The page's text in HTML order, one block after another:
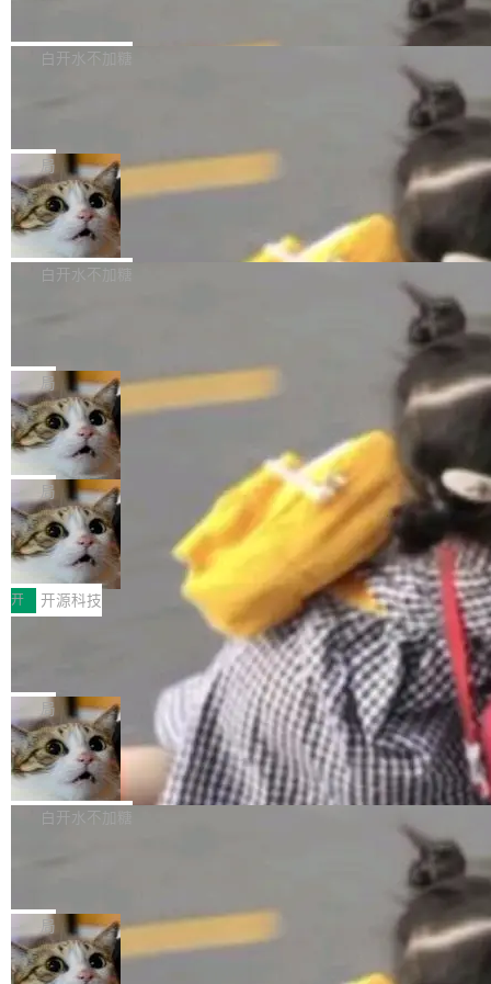
w 不要求标准普通话，方言识别覆盖粤语、吴语
容提供的字体时出现的几个问题 为避免音频加
质的最低采样率）的音频格式将被拒绝 修复了 C
SS 圆角虚线样式中可能存在的问题 如果表单中
的图像元素不在同一个子树中，则它们将不再关
联 加...
发布的 Release Notes，他利用 AI 工具（如 Co
最强的若干项。对于尚未正式发版的 PG 19，则
通过拉取过去一年内（从 PG 18 Beta1 时间点
至今）的所有 commit，同样交由 AI 分析提炼。
经过人工复核，准确度令人满意。这一方法也为
社区爱好者提供了高效跟踪新版本的思路。
白开水不加糖
维护工作一直与我的日常工作、家务、社交生活
和休闲娱乐竞争时间。" 这是 libexpat 维护者 S
ebastian Pipping 写在博客里的话。8 月 4 日，
他宣布了一个新消息：从 2026 年 8 月 1 日起，
他可以全职维护 libexpat 了，最长 6 个月。发
库之一。你的操作系统、浏览器、无数的基础设
施软件，很可能都在用它。而过去十年，维护它
的人一直在用业余...
局
Firefox 153.0.3 发布
Firefox 153.0.3 现已发布，具体更新内容如
下： New Smart Window 包含多项增强功能：
gi?id=2019042">Bug&nbsp;2019042</a>）</l
i> <li>现在，助手可以直接使用 Exa 的网络搜索
结果回答问题，而无需将问题转交给搜索引擎。
（<a href="https://bugzilla.mozilla.org/show_
bug.cgi?id=204...
白开水不加糖
的 npm 包。项目的核心论点是：容器不适合 Ag
ent 计算。真正适合的，是 Isolate。 Cloudflare
工程师在这件事上没什么可谦虚的——他们用 W
orkers 跑了十年 Isolate。用 CEO Matthew Pri
nce 的话说：「我们一生都在用 Isolate 运行代
码，而 AI Agent 不需要容器，它们需要的是 Iso
late。」 容器为什么不合适 容器的问题在于启动
和销毁都太重了。一个 Agent 要执行的任务可能
只需要几毫秒的 CPU 时间，但容器从冷启动到
就绪要花数秒。如果未来有十...
局
OpenAI 公开邮件和聊天记录回应苹果
诉讼，称“Apple is getting this wron
g”
上个月，苹果一纸诉状把 OpenAI 告上法庭，指
控其挖角苹果前员工并窃取商业秘密。苹果的诉
状把 OpenAI 描述成一个系统性地从前东家挖
人、套取机密信息的对手。 OpenAI 没发律师
函，也没选择庭外沉默。它在官网贴了一篇博
文，标题只有六个字：Apple is getting this wro
ng。 然后，它把邮件往来和 iMessage 聊天记
录全贴了出来。 他发错人了 苹果外部律师 Gabr
iel Gross 来自 Weil 律所，2 月 23 日下午 5:53
给 OpenAI 总法律顾问 Che Chang 发了封邮
件，附了一封长信，要求 OpenAI 配合调查前苹
果员工带走机密信...
局
HUAWEI MatePad Edge上架WorkBu
ddy鸿蒙PC版，说话就能干活的AI办公
搭子
全能AI工作台WorkBuddy鸿蒙PC版上架HUAWE
I MatePad Edge应用市场，直接下载即可使
用，与鸿蒙电脑上的体验一致。值得一提的是，
这是目前市面上唯一支持平板接入WorkBuddy P
C版的产品，搭载“人机双写”重磅功能——你写
你的，AI写AI的，同屏协作互不干扰。一句话让
AI帮你干活，现在开启全新体验！ 温馨提示：
体验WorkBuddy鸿蒙PC版前，请将 HUAWEI M
atePad Edge 升级至 HarmonyOS 6.1.0.135S
P9 patch03及以上版本。 *升级路径：设置 > 搜
开 开源科技
FFmpeg 9.0 发布：代号“Lei”，以此纪
全球知名开源多媒体框架 FFmpeg 今天正式发
布了 9.0 版本。这个版本除了带来新一代音视频
处理能力和硬件加速支持之外，还有一个特殊之
处：FFmpeg 9.0 的代号是“Lei”。 这个名字，
来自中国开发者雷霄骅（Lei Xiaohua）。 对于
很多中国音视频开发者而言，这个名字并不陌
“启蒙老师”。 而今年，恰好是雷霄骅离世十周
年。FFmpeg 社区最终选择用一个大版本的名
字，留下了这份纪念。 雷霄骅曾是中国传媒大学
局
亚马逊成本失控：AI 写代码烧掉 1215
万元，超预算 860%
外媒近日曝光了亚马逊的多份内部报告显示，AI
导致公司在多个项目上超支。《金融时报》报道
编写程序，目标是完成电商平台作者信息与商品
列表的数据匹配 —— 一项常规的数据处理任
务，最终却产生了 180 万美元的账单，实际支出
白开水不加糖
e CEO Clément Delangue 在 CNBC 的采访里
没有拐弯抹角。他说中国正在赢得 AI 竞赛，而
且按目前的速度，中国 AI 工具预计在今年底或
局
当 AI agent 把源码变成了最好的扩展系